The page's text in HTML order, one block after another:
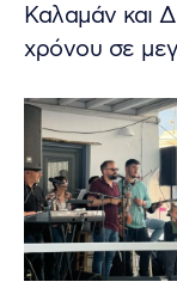
Καλαμάν και
χρόνου σε